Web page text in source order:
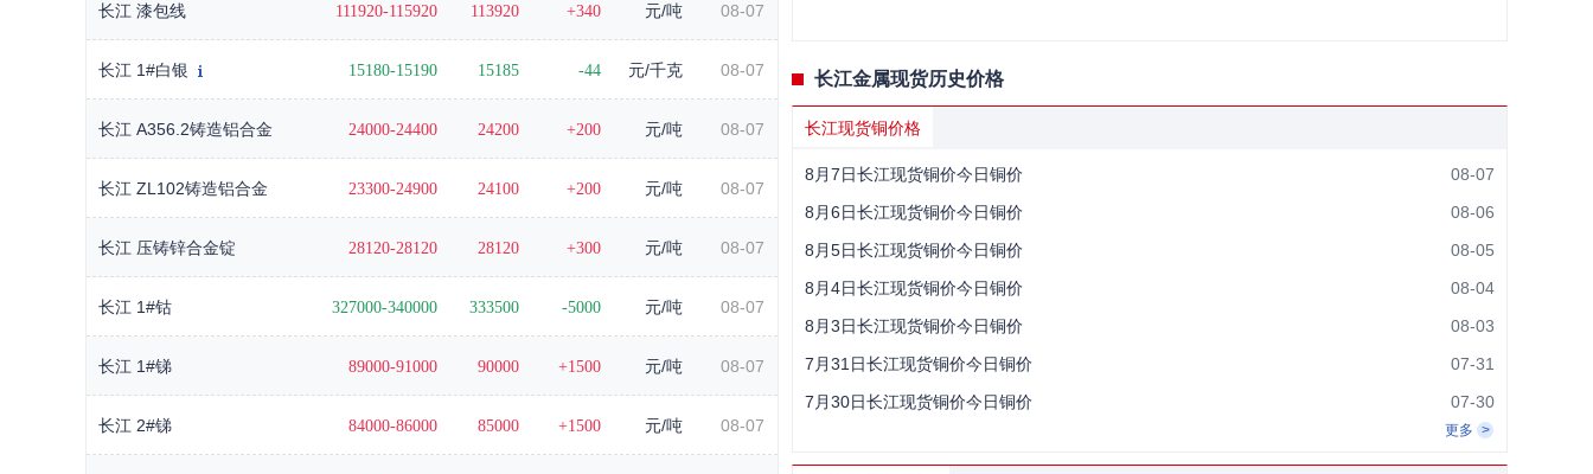
长江 漆包线 111920-115920 113920 +340 元/吨 08-07
长江 1#白银 15180-15190 15185 -44 元/千克 08-07
长江 A356.2铸造铝合金 24000-24400 24200 +200 元/吨 08-07
长江 ZL102铸造铝合金 23300-24900 24100 +200 元/吨 08-07
长江 压铸锌合金锭 28120-28120 28120 +300 元/吨 08-07
长江 1#钴 327000-340000 333500 -5000 元/吨 08-07
长江 1#锑 89000-91000 90000 +1500 元/吨 08-07
长江 2#锑 84000-86000 85000 +1500 元/吨 08-07
长江金属现货历史价格
长江现货铜价格
8月7日长江现货铜价今日铜价
08-07
8月6日长江现货铜价今日铜价
08-06
8月5日长江现货铜价今日铜价
08-05
8月4日长江现货铜价今日铜价
08-04
8月3日长江现货铜价今日铜价
08-03
7月31日长江现货铜价今日铜价
07-31
7月30日长江现货铜价今日铜价
07-30
更多